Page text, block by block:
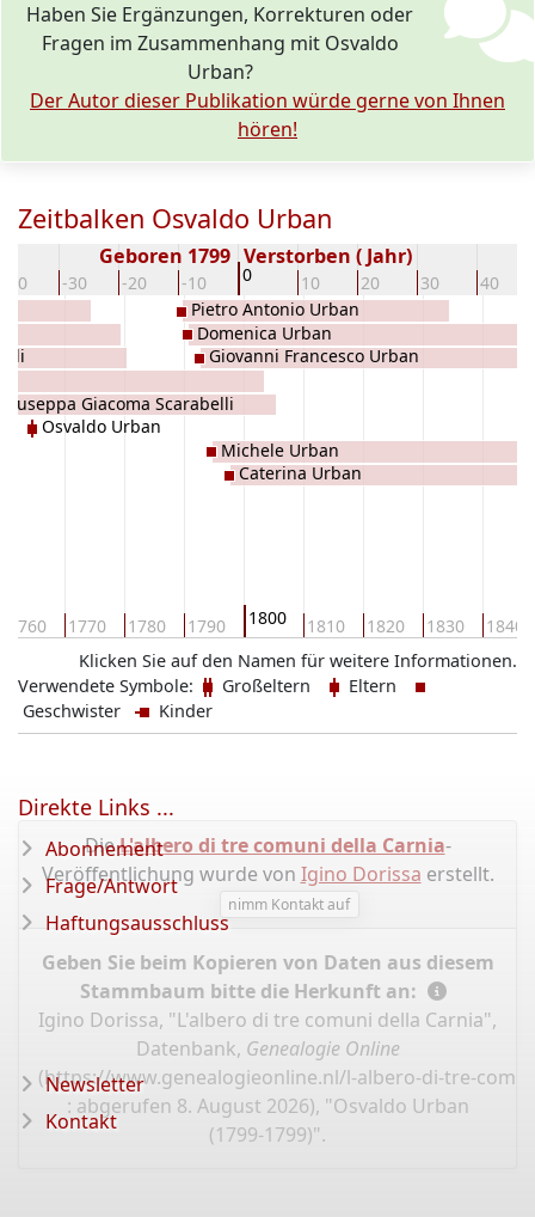
Haben Sie Ergänzungen, Korrekturen oder
Fragen im Zusammenhang mit Osvaldo
Urban?
Der Autor dieser Publikation würde gerne von Ihnen
hören!
Zeitbalken Osvaldo Urban
-40 -30 -20 -10 0 10 20 30 40
Geboren 1799 Verstorben ( Jahr)
1760 1770 1780 1790 1800 1810 1820 1830 1840
Giuseppa Giacoma Scarabelli
Osvaldo Urban
Pietro Antonio Urban
Domenica Urban
Giovanni Francesco Urban
Michele Urban
Caterina Urban
Klicken Sie auf den Namen für weitere Informationen.
Verwendete Symbole:
Großeltern
Eltern
Geschwister
Kinder
DieL'albero di tre comuni della Carnia-
Veröffentlichung wurde von Igino Dorissa erstellt.
nimm Kontakt auf
Geben Sie beim Kopieren von Daten aus diesem
Stammbaum bitte die Herkunft an:
Igino Dorissa, "L'albero di tre comuni della Carnia",
Datenbank, Genealogie Online
(https://www.genealogieonline.nl/l-albero-di-tre-
: abgerufen 8. August 2026), "Osvaldo Urban
(1799-1799)".
Direkte Links ...
Abonnement
Frage/Antwort
Haftungsausschluss
Newsletter
Kontakt